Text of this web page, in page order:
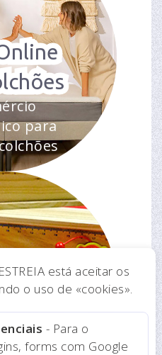
para
AMI
ONG
está aceitar os
o uso de «cookies».
- Para o
forms com Google